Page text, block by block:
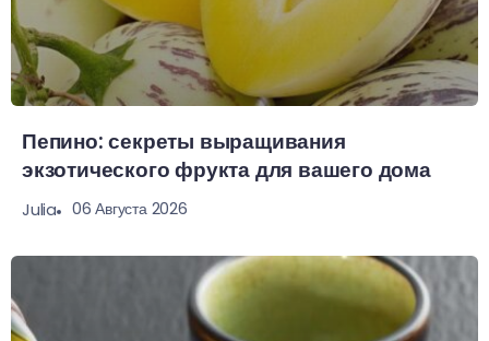
Пепино: секреты выращивания
экзотического фрукта для вашего дома
Julia 06 Августа 2026